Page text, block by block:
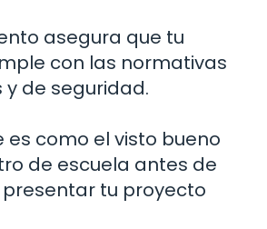
asegura que tu
con las normativas
de seguridad.
es como el visto bueno
de escuela antes de
tu proyecto